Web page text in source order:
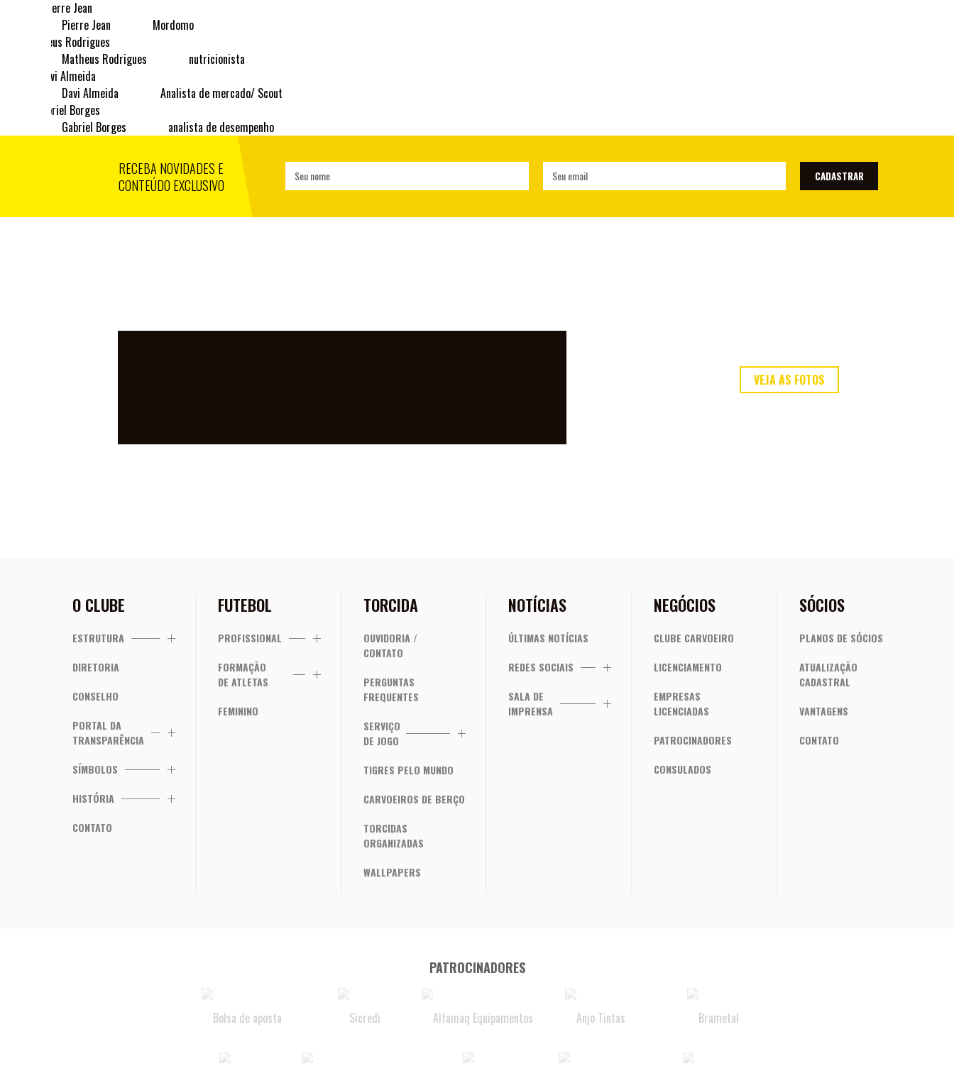
Pierre Jean
Mordomo
Matheus Rodrigues
nutricionista
Davi Almeida
Analista de mercado/ Scout
Gabriel Borges
analista de desempenho
RECEBA NOVIDADES E
CONTEÚDO EXCLUSIVO
Seu nome Seu email CADASTRAR
VEJA AS FOTOS
O CLUBE
ESTRUTURA
DIRETORIA
CONSELHO
PORTAL DA
TRANSPARÊNCIA
SÍMBOLOS
HISTÓRIA
CONTATO
FUTEBOL
PROFISSIONAL
FORMAÇÃO
DE ATLETAS
FEMININO
TORCIDA
OUVIDORIA /
CONTATO
PERGUNTAS
FREQUENTES
SERVIÇO
DE JOGO
TIGRES PELO MUNDO
CARVOEIROS DE BERÇO
TORCIDAS
ORGANIZADAS
WALLPAPERS
NOTÍCIAS
ÚLTIMAS NOTÍCIAS
REDES SOCIAIS
SALA DE
IMPRENSA
NEGÓCIOS
CLUBE CARVOEIRO
LICENCIAMENTO
EMPRESAS
LICENCIADAS
PATROCINADORES
CONSULADOS
SÓCIOS
PLANOS DE SÓCIOS
ATUALIZAÇÃO
CADASTRAL
VANTAGENS
CONTATO
PATROCINADORES